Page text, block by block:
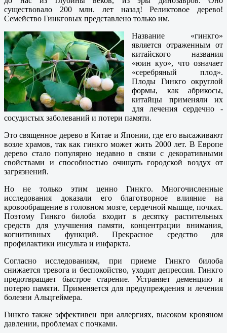
существовало 200 млн. лет назад! Реликтовое дерево!
Семейство Гинкговых представлено только им.
Название «гинкго»
является отраженным от
китайского названия
«юин куо», что означает
«серебряный плод».
Плоды Гинкго округлой
формы, как абрикосы,
китайцы применяли их
для лечения сердечно -
сосудистых заболеваний и потери памяти.
Это священное дерево в Китае и Японии, где его высаживают
возле храмов, так как гинкго может жить 2000 лет. В Европе
дерево стало популярно недавно в связи с декоративными
свойствами и способностью очищать городской воздух от
загрязнений.
Но не только этим ценно Гинкго. Многочисленные
исследования доказали его благотворное влияние на
кровообращение в головном мозге, сердечной мышце, почках.
Поэтому Гинкго билоба входит в десятку растительных
средств для улучшения памяти, концентрации внимания,
когнитивных функций. Прекрасное средство для
профилактики инсульта и инфаркта.
Согласно исследованиям, при приеме Гинкго билоба
снижается тревога и беспокойство, уходит депрессия. Гинкго
предотвращает быстрое старение. Устраняет деменцию и
потерю памяти. Применяется для предупреждения и лечения
болезни Альцгеймера.
Гинкго также эффективен при аллергиях, высоком кровяном
давлении, проблемах с почками.